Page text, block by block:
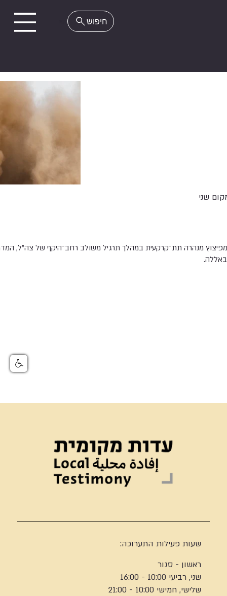
שני
מפיצוץ מנהרה תת־קרקעית במהלך תרגיל משולב רחב־היקף של צה"ל,
שעות פעילות התערוכה:
ראשון - סגור
שני, רביעי 10:00 - 16:00
שלישי, חמישי 10:00 - 21:00